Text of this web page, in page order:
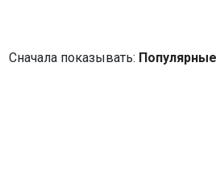
Сначала показывать: Популярные